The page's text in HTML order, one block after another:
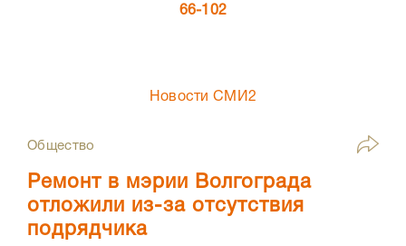
66-102
Новости СМИ2
Общество
Ремонт в мэрии Волгограда
отложили из-за отсутствия
подрядчика